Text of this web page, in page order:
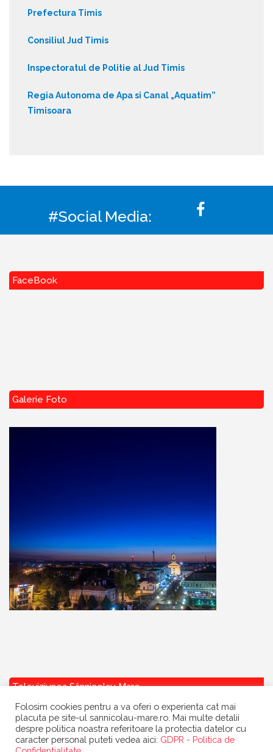
Prefectura Timis
Consiliul Jud Timis
Inspectoratul de Politie al Jud Timis
Regia Autonoma de Apa si Canal „Aquatim”
Timisoara
#Social Media:
FaceBook
Galerie Foto
Televiziunea Sânnicolau Mare
Folosim cookies pentru a va oferi o experienta cat mai
placuta pe site-ul sannicolau-mare.ro. Mai multe detalii
despre politica noastra referitoare la protectia datelor cu
caracter personal puteti vedea aici: GDPR - Politica de